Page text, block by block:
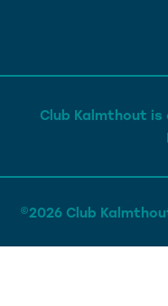
Club Kalmthout
©2026 Club